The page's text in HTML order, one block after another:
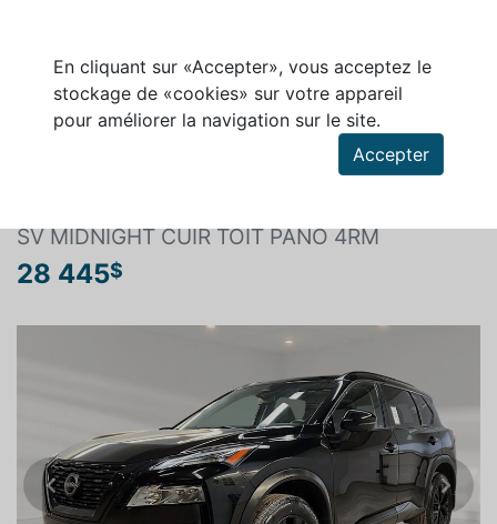
En cliquant sur «Accepter», vous acceptez le
stockage de «cookies» sur votre appareil
pour améliorer la navigation sur le site.
Accepter
SV MIDNIGHT CUIR TOIT PANO 4RM
28 445$
Previous Next